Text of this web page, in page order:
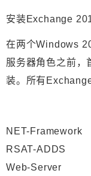
安装Exchange
在两个Windows
服务器角色之前，
装。所有
NET-Framework
RSAT-ADDS
Web-Server